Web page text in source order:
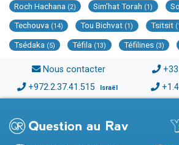
Roch Hachana (2) Sim'hat Torah (1)
Techouva (14) Tou Bichvat (1) Tsitsit
Tsédaka (5) Téfila (13) Téfilines (3)
Nous contacter
+972.2.37.41.515 Israël